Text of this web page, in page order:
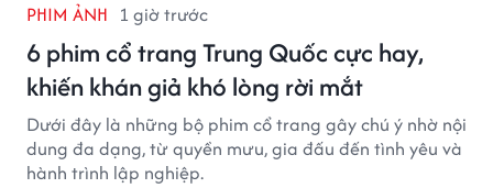
PHIM ẢNH 1 giờ trước
6 phim cổ trang Trung Quốc cực hay,
khiến khán giả khó lòng rời mắt
Dưới đây là những bộ phim cổ trang gây chú ý nhờ nội
dung đa dạng, từ quyền mưu, gia đấu đến tình yêu và
hành trình lập nghiệp.